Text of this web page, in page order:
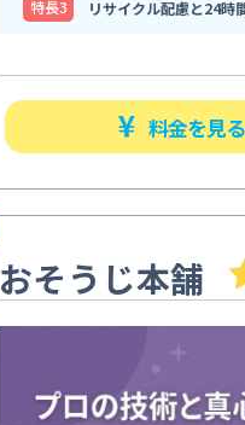
特⻑3
リサイクル配慮と24時
料金を見る
おそうじ本舗